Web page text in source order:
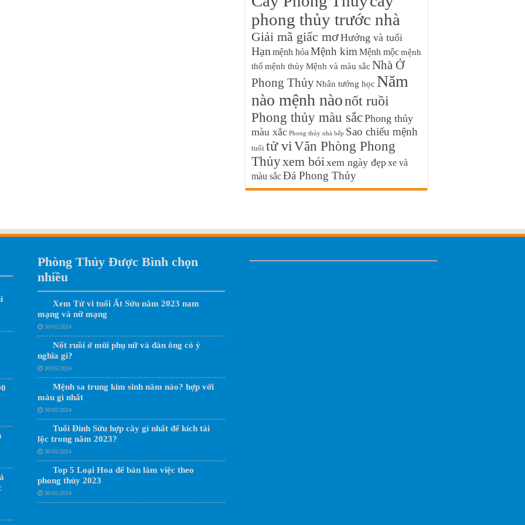
phong thủy trước nhà
Giải mã giấc mơHướng và tuổi
Hạn mệnh hỏaMệnh kim Mệnh mộcmệnh
thổ mệnh thủyMệnh và màu sắc Nhà Ở
Phong ThủyNhân tướng học Năm
nào mệnh nàonốt ruồi
Phong thủy màu sắcPhong thủy
màu xắc Phong thủy nhà bếp Sao chiếu mệnh
tuổi tử vi Văn Phòng Phong
Thủyxem bóixem ngày đẹpxe và
màu sắcĐá Phong Thủy
Phòng Thủy Được Bình chọn
nhiều
Xem Tử vi tuổi Ất Sửu năm 2023 nam
mạng và nữ mạng
30/05/2024
Nốt ruồi ở mũi phụ nữ và đàn ông có ý
nghĩa gì?
30/05/2024
Mệnh sa trung kim sinh năm nào? hợp với
màu gì nhất
30/05/2024
Tuổi Đinh Sửu hợp cây gì nhất để kích tài
lộc trong năm 2023?
30/05/2024
Top 5 Loại Hoa để bàn làm việc theo
phong thủy 2023
30/05/2024